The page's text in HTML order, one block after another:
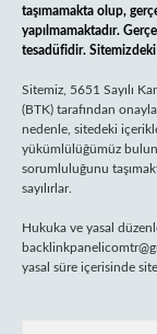
taşımamakta olup,
yapılmamaktadır.
tesadüfidir.
Sitemiz, 5651 Sayılı
(BTK) tarafından
nedenle, sitedeki
yükümlülüğümüz
sorumluluğunu
sayılırlar.
Hukuka ve yasal
yasal süre içerisinde